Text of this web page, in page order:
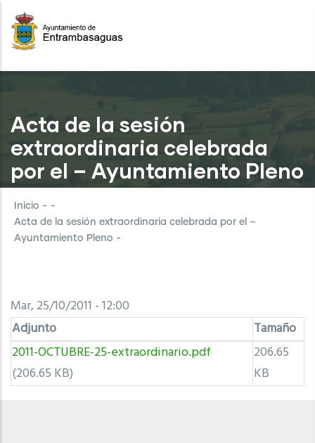
Pasar
contenido
principal
Acta de la sesión
extraordinaria celebrada
por el – Ayuntamiento Pleno
-Inicio - -
Acta de la sesión extraordinaria celebrada por el –
Ayuntamiento Pleno -
Mar, 25/10/2011 - 12:00
Adjunto
Tamaño
2011-OCTUBRE-25-extraordinario.pdf
(206.65 KB)
206.65
KB